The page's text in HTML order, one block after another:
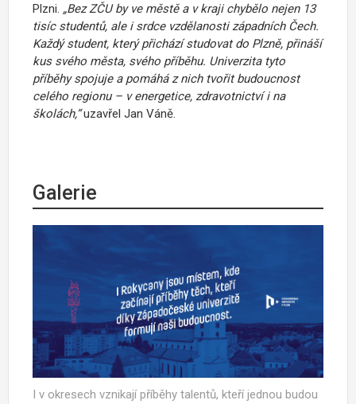
Plzni. „Bez ZČU by ve městě a v kraji chybělo nejen 13
tisíc studentů, ale i srdce vzdělanosti západních Čech.
Každý student, který přichází studovat do Plzně, přináší
kus svého města, svého příběhu. Univerzita tyto
příběhy spojuje a pomáhá z nich tvořit budoucnost
celého regionu – v energetice, zdravotnictví i na
školách,“uzavřel Jan Váně.
Galerie
I v okresech vznikají příběhy talentů, kteří jednou budou